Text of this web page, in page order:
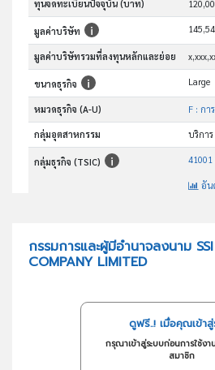
ทุนจดทะเบียนปัจจุบัน (บาท)
มูลค่าบริษัท
มูลค่าบริษัทรวมที่ลงทุนหลักและย่อย
ขนาดธุรกิจ Large
หมวดธุรกิจ (A-U) F : กา
กลุ่มอุตสาหกรรม บริการ
กลุ่มธุรกิจ (TSIC)
อัน
กรรมการและผู้มีอำนาจลงนาม
COMPANY LIMITED
ดูฟรี..! เมื่อคุณเข้าสู่
กรุณาเข้าสู่ระบบก่อนการใช้ง
สมาชิก